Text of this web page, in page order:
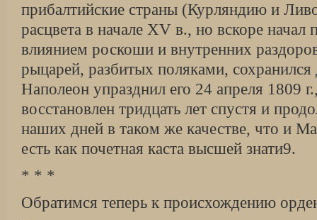
прибалтийские страны (Курляндию и
расцвета в начале XV в., но вскоре начал
влиянием роскоши и внутренних
рыцарей, разбитых поляками,
Наполеон упразднил его 24 апреля 1809
восстановлен тридцать лет спустя и
наших дней в таком же качестве, что и
есть как почетная каста высшей знати9.
* * *
Обратимся теперь к происхождению